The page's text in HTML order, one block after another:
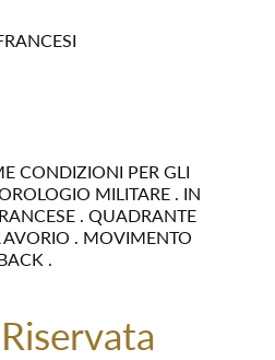
CONDIZIONI PER GLI
MILITARE . IN
. QUADRANTE
AVORIO . MOVIMENTO
.